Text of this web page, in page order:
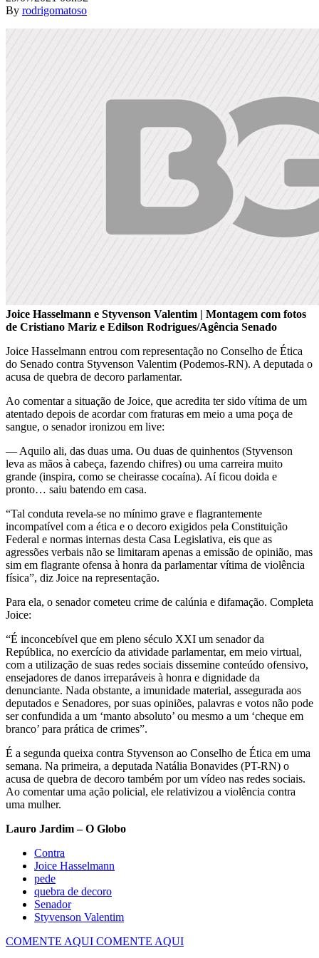
By rodrigomatoso
Joice Hasselmann e Styvenson Valentim | Montagem com fotos
de Cristiano Mariz e Edilson Rodrigues/Agência Senado
Joice Hasselmann entrou com representação no Conselho de Ética
do Senado contra Styvenson Valentim (Podemos-RN). A deputada o
acusa de quebra de decoro parlamentar.
Ao comentar a situação de Joice, que acredita ter sido vítima de um
atentado depois de acordar com fraturas em meio a uma poça de
sangue, o senador ironizou em live:
— Aquilo ali, das duas uma. Ou duas de quinhentos (Styvenson
leva as mãos à cabeça, fazendo chifres) ou uma carreira muito
grande (inspira, como se cheirasse cocaína). Aí ficou doida e
pronto… saiu batendo em casa.
“Tal conduta revela-se no mínimo grave e flagrantemente
incompatível com a ética e o decoro exigidos pela Constituição
Federal e normas internas desta Casa Legislativa, eis que as
agressões verbais não se limitaram apenas a emissão de opinião, mas
sim em flagrante ofensa à honra da parlamentar vítima de violência
física”, diz Joice na representação.
Para ela, o senador cometeu crime de calúnia e difamação. Completa
Joice:
“É inconcebível que em pleno século XXI um senador da
República, no exercício da atividade parlamentar, em meio virtual,
com a utilização de suas redes sociais dissemine conteúdo ofensivo,
ensejadores de danos irreparáveis à honra e dignidade da
denunciante. Nada obstante, a imunidade material, assegurada aos
deputados e Senadores, por suas opiniões, palavras e votos não pode
ser confundida a um ‘manto absoluto’ ou mesmo a um ‘cheque em
branco’ para prática de crimes”.
É a segunda queixa contra Styvenson ao Conselho de Ética em uma
semana. Na primeira, a deputada Natália Bonavides (PT-RN) o
acusa de quebra de decoro também por um vídeo nas redes sociais.
Ao comentar uma ação policial, ele relativizou a violência contra
uma mulher.
Lauro Jardim – O Globo
Contra
Joice Hasselmann
pede
quebra de decoro
Senador
Styvenson Valentim
COMENTE AQUI COMENTE AQUI